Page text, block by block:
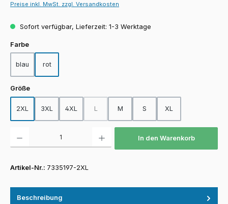
Preise inkl. MwSt. zzgl. Versandkosten
Sofort verfügbar, Lieferzeit: 1-3 Werktage
Farbeauswählen
blau rot
Größeauswählen
2XL 3XL 4XL L
(Diese Option ist zurzeit nicht verfügbar.)
M S XL
In den Warenkorb
Artikel-Nr.: 7335197-2XL
Beschreibung